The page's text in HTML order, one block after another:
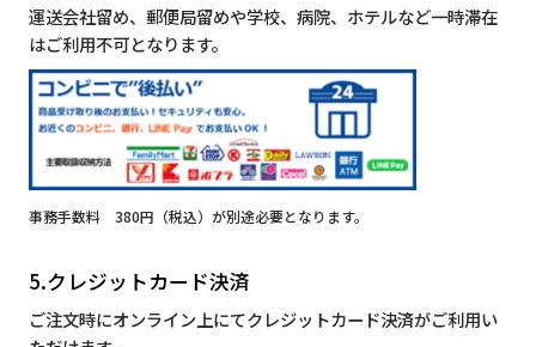
運送会社留め、郵便局留めや学校、病院、ホテルなど一時滞在
はご利用不可となります。
事務手数料 380円（税込）が別途必要となります。
5.クレジットカード決済
ご注文時にオンライン上にてクレジットカード決済がご利用い